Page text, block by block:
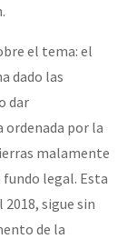
el tema: el
dado las
dar
ordenada por la
malamente
legal. Esta
sigue sin
de la